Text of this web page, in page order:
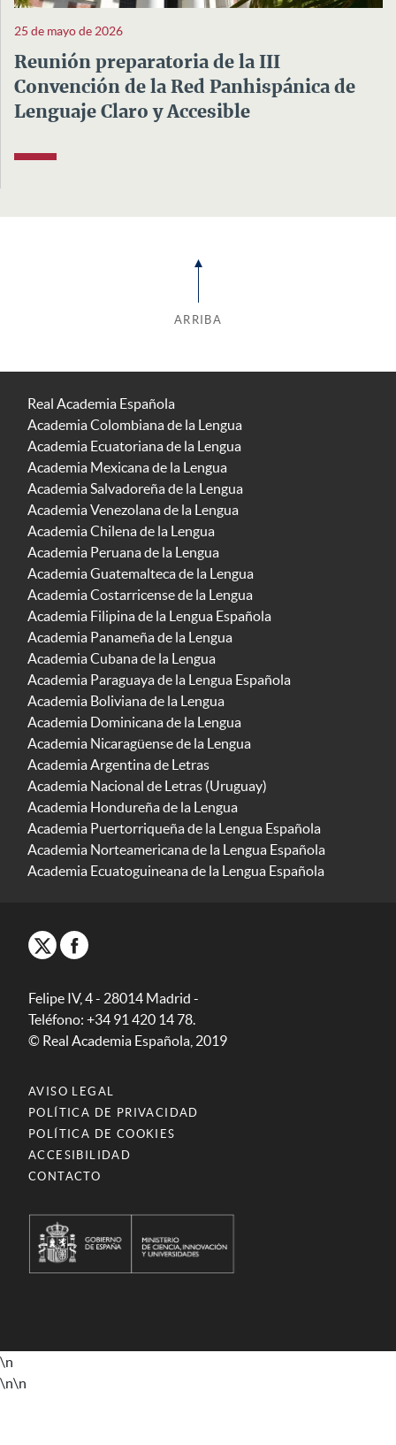
25 de mayo de 2026
Reunión preparatoria de la III
Convención de la Red Panhispánica de
Lenguaje Claro y Accesible
ARRIBA
Real Academia Española
Academia Colombiana de la Lengua
Academia Ecuatoriana de la Lengua
Academia Mexicana de la Lengua
Academia Salvadoreña de la Lengua
Academia Venezolana de la Lengua
Academia Chilena de la Lengua
Academia Peruana de la Lengua
Academia Guatemalteca de la Lengua
Academia Costarricense de la Lengua
Academia Filipina de la Lengua Española
Academia Panameña de la Lengua
Academia Cubana de la Lengua
Academia Paraguaya de la Lengua Española
Academia Boliviana de la Lengua
Academia Dominicana de la Lengua
Academia Nicaragüense de la Lengua
Academia Argentina de Letras
Academia Nacional de Letras (Uruguay)
Academia Hondureña de la Lengua
Academia Puertorriqueña de la Lengua Española
Academia Norteamericana de la Lengua Española
Academia Ecuatoguineana de la Lengua Española
Felipe IV, 4 - 28014 Madrid -
Teléfono: +34 91 420 14 78.
© Real Academia Española, 2019
AVISO LEGAL
POLÍTICA DE PRIVACIDAD
POLÍTICA DE COOKIES
ACCESIBILIDAD
CONTACTO
\n
\n\n